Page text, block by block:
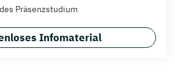
Präsenzstudium
Infomaterial